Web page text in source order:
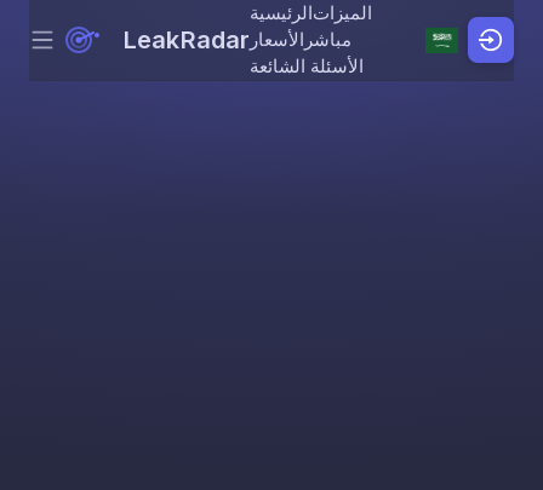
Skip to content
Menu LeakRadar
الرئيسيةالميزات
الأسعار مباشر
الأسئلة الشائعة